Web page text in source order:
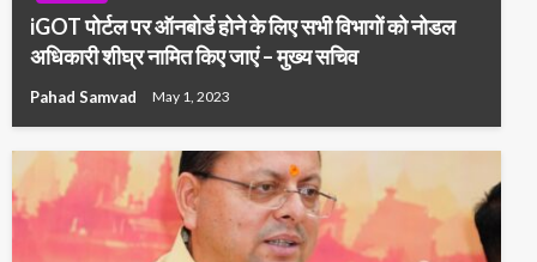
iGOT पोर्टल पर ऑनबोर्ड होने के लिए सभी विभागों को नोडल
अधिकारी शीघ्र नामित किए जाएं – मुख्य सचिव
Pahad Samvad May 1, 2023